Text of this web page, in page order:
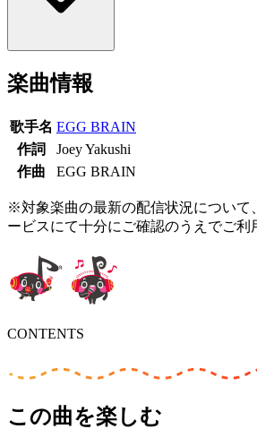
楽曲情報
歌手名 EGG BRAIN
作詞
Joey Yakushi
作曲
EGG BRAIN
※対象楽曲の最新の配信状況について
ービスにて十分にご確認のうえでご利
CONTENTS
この曲を楽しむ